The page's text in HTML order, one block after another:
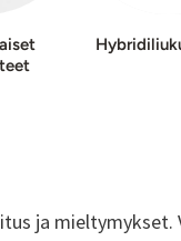
ja